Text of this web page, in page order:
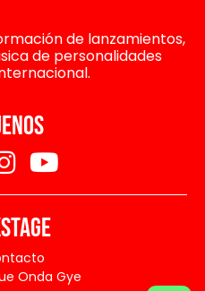
de lanzamientos,
de personalidades
Onda Gye